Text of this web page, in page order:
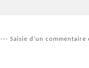
--- Saisie d'un commentaire